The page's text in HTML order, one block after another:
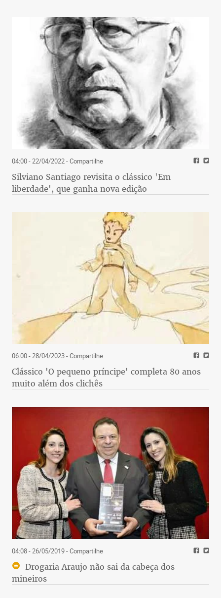
04:00 - 22/04/2022- Compartilhe
Silviano Santiago revisita o clássico 'Em
liberdade', que ganha nova edição
06:00 - 28/04/2023- Compartilhe
Clássico 'O pequeno príncipe' completa 80 anos
muito além dos clichês
04:08 - 26/05/2019- Compartilhe
Drogaria Araujo não sai da cabeça dos
mineiros